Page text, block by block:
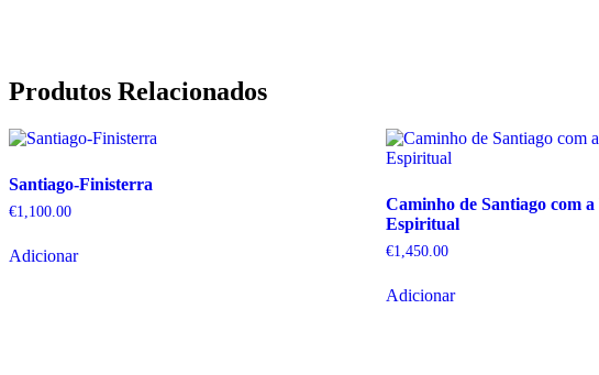
Produtos Relacionados
Santiago-Finisterra
€1,100.00
Adicionar
Caminho de Santiago com
Espiritual
€1,450.00
Adicionar